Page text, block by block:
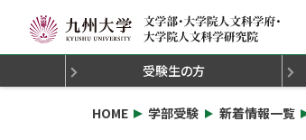
新着情報と概要
文学部の魅力発見！
オー
新着情報と
大学院進学説明会
大学
新着
研究院長の挨拶
組織概要
新着情報と概要
学部授業の履修方法
大
新着情報と概要
学生修学・就職等の相談と支援
新着情報と概
社会連携・公開講座
博士
新着情報と概
教員免許
学芸員 社
受験生の方
HOME 学部受験 新着情報一覧